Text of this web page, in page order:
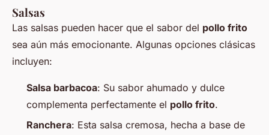
Salsas
Las salsas pueden hacer que el sabor del pollo frito
sea aún más emocionante. Algunas opciones clásicas
incluyen:
Salsa barbacoa: Su sabor ahumado y dulce
complementa perfectamente el pollo frito.
Ranchera: Esta salsa cremosa, hecha a base de